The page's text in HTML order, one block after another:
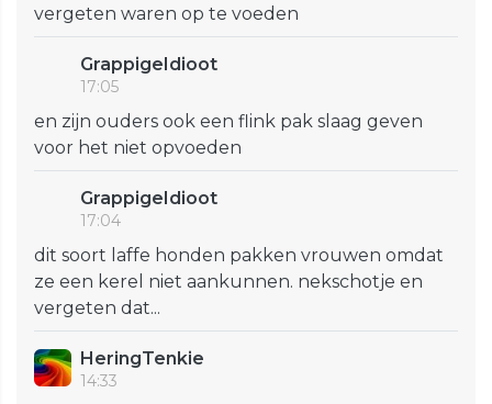
vergeten waren op te voeden
GrappigeIdioot
17:05
en zijn ouders ook een flink pak slaag geven
voor het niet opvoeden
GrappigeIdioot
17:04
dit soort laffe honden pakken vrouwen omdat
ze een kerel niet aankunnen. nekschotje en
vergeten dat...
HeringTenkie
14:33